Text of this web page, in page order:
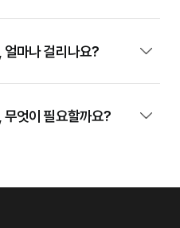
마나 걸리나요?
엇이 필요할까요?